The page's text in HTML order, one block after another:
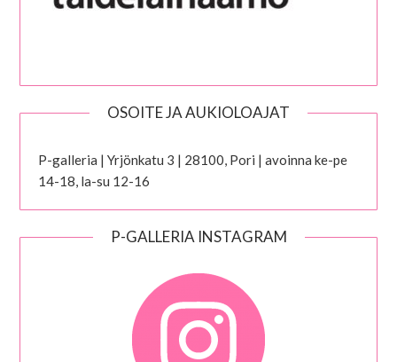
OSOITE JA AUKIOLOAJAT
P-galleria | Yrjönkatu 3 | 28100, Pori | avoinna ke-pe
14-18, la-su 12-16
P-GALLERIA INSTAGRAM